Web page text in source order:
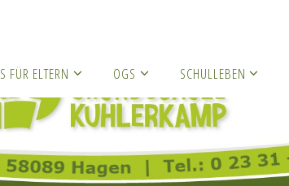
FÜR ELTERN OGS SCHULLEBEN